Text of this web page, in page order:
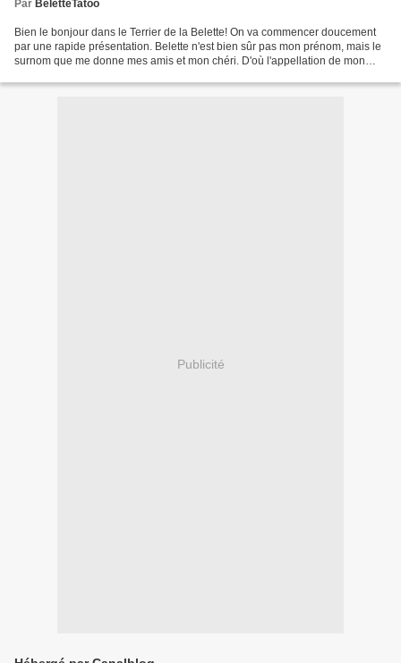
Par BeletteTatoo
Bien le bonjour dans le Terrier de la Belette! On va commencer doucement
par une rapide présentation. Belette n'est bien sûr pas mon prénom, mais le
surnom que me donne mes amis et mon chéri. D'où l'appellation de mon
Publicité